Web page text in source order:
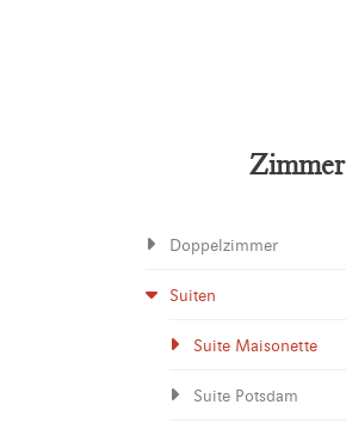
Zimmer
Doppelzimmer
Suiten
Suite Maisonette
Suite Potsdam